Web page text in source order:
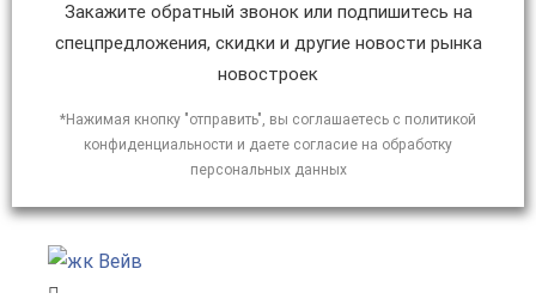
Закажите обратный звонок или подпишитесь на
спецпредложения, скидки и другие новости рынка
новостроек
*Нажимая кнопку "отправить", вы соглашаетесь с политикой
конфиденциальности и даете согласие на обработку
персональных данных